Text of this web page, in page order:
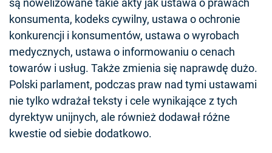
są nowelizowane takie akty jak ustawa o prawach
konsumenta, kodeks cywilny, ustawa o ochronie
konkurencji i konsumentów, ustawa o wyrobach
medycznych, ustawa o informowaniu o cenach
towarów i usług. Także zmienia się naprawdę dużo.
Polski parlament, podczas praw nad tymi ustawami
nie tylko wdrażał teksty i cele wynikające z tych
dyrektyw unijnych, ale również dodawał różne
kwestie od siebie dodatkowo.